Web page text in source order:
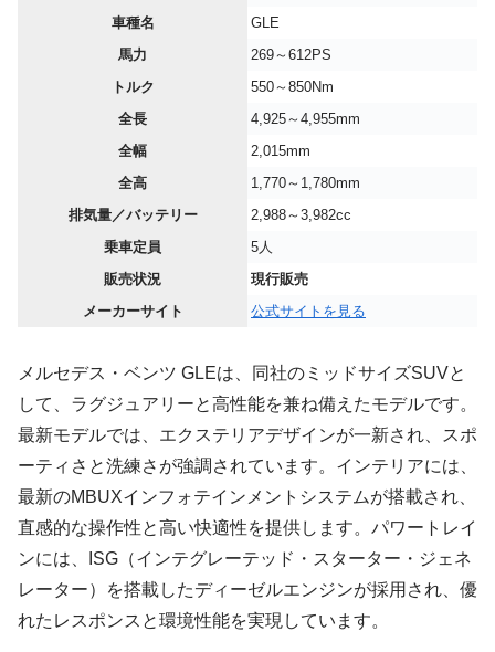
車種名
GLE
馬力
269～612PS
トルク
550～850Nm
全長
4,925～4,955mm
全幅
2,015mm
全高
1,770～1,780mm
排気量／バッテリー
2,988～3,982cc
乗車定員
5人
販売状況
現行販売
メーカーサイト
公式サイトを見る
メルセデス・ベンツ GLEは、同社のミッドサイズSUVと
して、ラグジュアリーと高性能を兼ね備えたモデルです。
最新モデルでは、エクステリアデザインが一新され、スポ
ーティさと洗練さが強調されています。インテリアには、
最新のMBUXインフォテインメントシステムが搭載され、
直感的な操作性と高い快適性を提供します。パワートレイ
ンには、ISG（インテグレーテッド・スターター・ジェネ
レーター）を搭載したディーゼルエンジンが採用され、優
れたレスポンスと環境性能を実現しています。